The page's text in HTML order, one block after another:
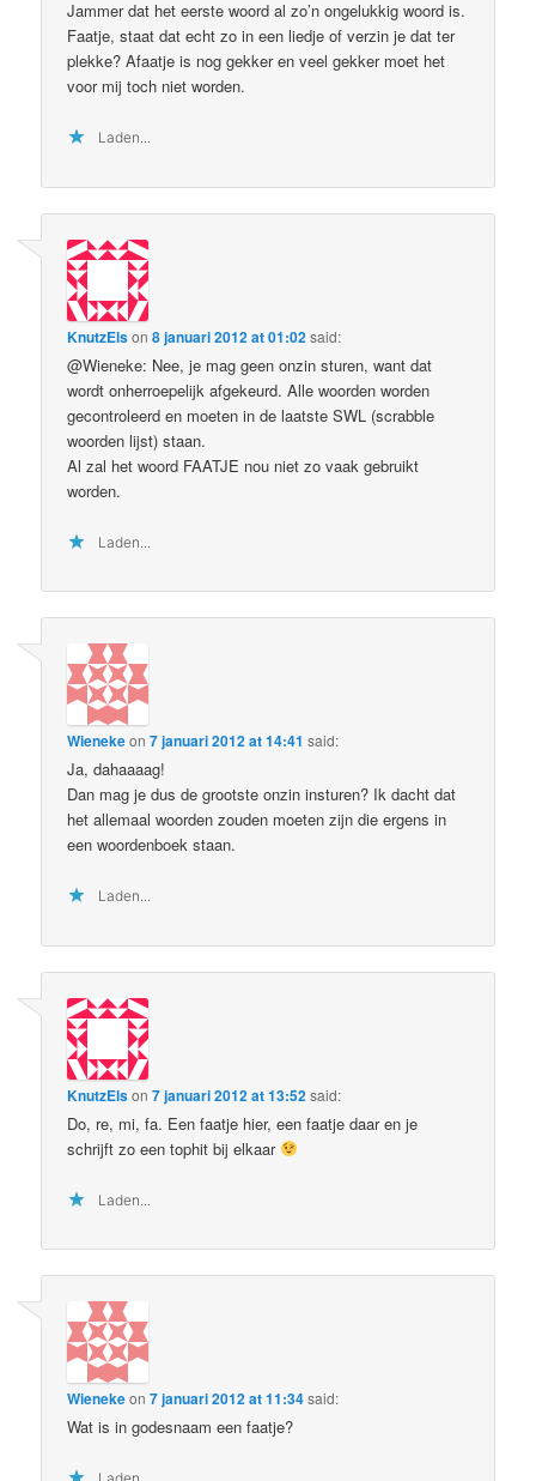
Jammer dat het eerste woord al zo’n ongelukkig woord is.
Faatje, staat dat echt zo in een liedje of verzin je dat ter
plekke? Afaatje is nog gekker en veel gekker moet het
voor mij toch niet worden.
Laden...
KnutzElson8 januari 2012 at 01:02said:
@Wieneke: Nee, je mag geen onzin sturen, want dat
wordt onherroepelijk afgekeurd. Alle woorden worden
gecontroleerd en moeten in de laatste SWL (scrabble
woorden lijst) staan.
Al zal het woord FAATJE nou niet zo vaak gebruikt
worden.
Laden...
Wienekeon7 januari 2012 at 14:41 said:
Ja, dahaaaag!
Dan mag je dus de grootste onzin insturen? Ik dacht dat
het allemaal woorden zouden moeten zijn die ergens in
een woordenboek staan.
Laden...
KnutzElson7 januari 2012 at 13:52said:
Do, re, mi, fa. Een faatje hier, een faatje daar en je
schrijft zo een tophit bij elkaar
Laden...
Wienekeon7 januari 2012 at 11:34said:
Wat is in godesnaam een faatje?